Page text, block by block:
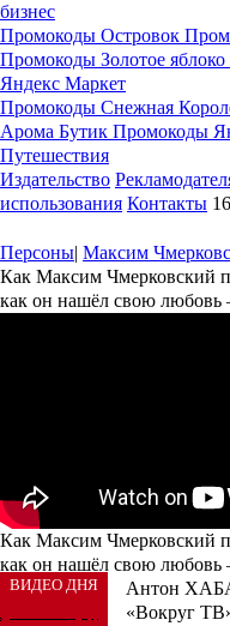
бизнес
Промокоды Островок
Промокоды Золотое яблоко
Яндекс Маркет
Промокоды Снежная
Арома Бутик Промокоды
Путешествия
Издательство
использования Контакты
Персоны| Максим
Как Максим Чмерковский
как он нашёл свою
Как Максим Чмерковский
как он нашёл свою
ВИДЕО ДНЯ
Антон
«Вокруг